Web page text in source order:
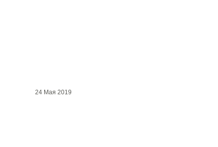
24 Мая 2019